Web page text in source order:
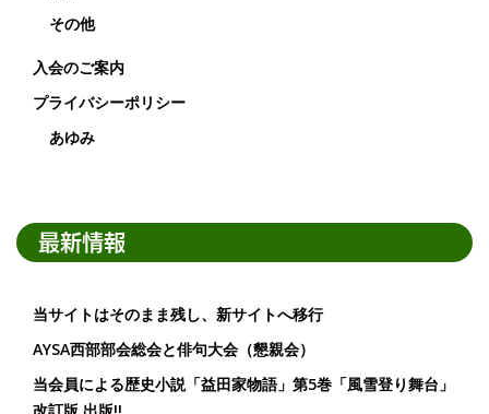
その他
入会のご案内
プライバシーポリシー
あゆみ
最新情報
当サイトはそのまま残し、新サイトへ移行
AYSA西部部会総会と俳句大会（懇親会）
当会員による歴史小説「益田家物語」第5巻「風雪登り舞台」
改訂版 出版!!